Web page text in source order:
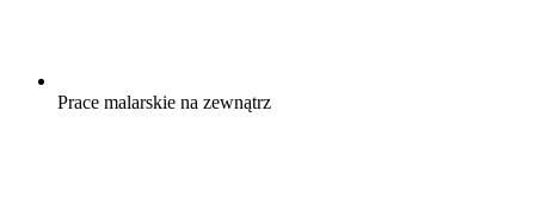
Prace malarskie na zewnątrz